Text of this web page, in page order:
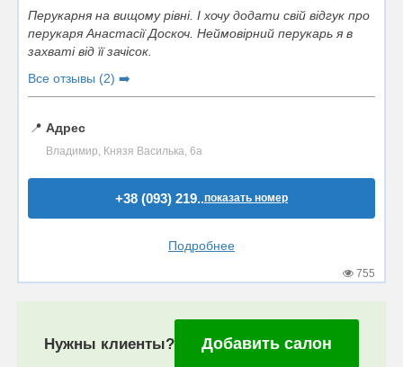
Перукарня на вищому рівні. І хочу додати свій відгук про
перукаря Анастасії Доскоч. Неймовірний перукарь я в
захваті від її зачісок.
Все отзывы (2) ➡️
📍 Адрес
Владимир, Князя Василька, 6а
+38 (093) 219..показать номер
Подробнее
755
Нужны клиенты? Добавить салон